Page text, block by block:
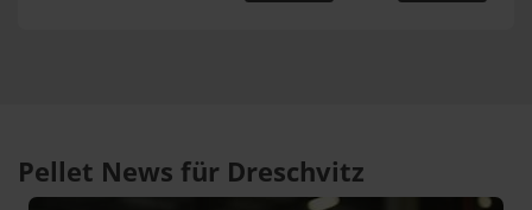
Pellet News für Dreschvitz